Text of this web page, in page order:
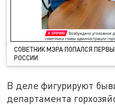
СОВЕТНИК МЭРА ПОПАЛСЯ
РОССИИ
В деле фигурируют
департамента